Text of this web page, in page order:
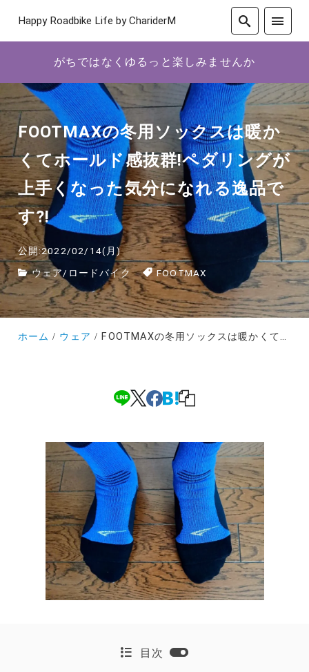
Happy Roadbike Life by ChariderM
がちではなくゆるっと楽しみませんか
FOOTMAXの冬用ソックスは暖か
くてホールド感抜群!ペダリングが
上手くなった気分になれる逸品で
す?!
公開:2022/02/14(月)
ウェア/ ロードバイク FOOTMAX
ホーム ウェア FOOTMAXの冬用ソックスは暖かくてホールド感抜群!ペダリングが上手くなった気分になれる逸品です?!
目次